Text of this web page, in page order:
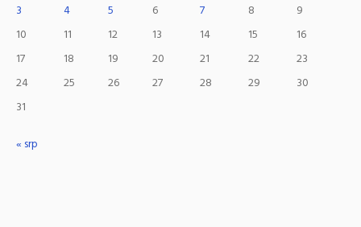
3
4 5 6 7 8
9
10
11 12 13 14 15
16
17
18 19 20 21 22
23
24
25 26 27 28 29
30
31
« srp